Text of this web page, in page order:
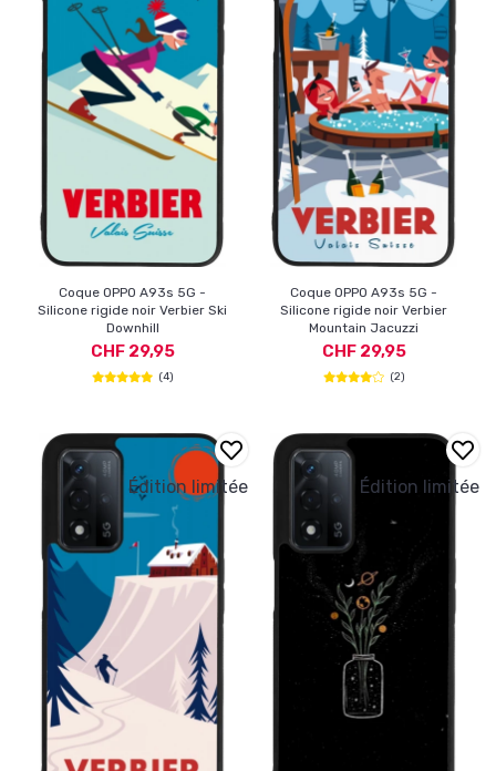
Coque OPPO A93s 5G -
Silicone rigide noir Verbier Ski
Downhill
CHF 29,95
(4)
Coque OPPO A93s 5G -
Silicone rigide noir Verbier
Mountain Jacuzzi
CHF 29,95
(2)
Édition limitée Édition limitée